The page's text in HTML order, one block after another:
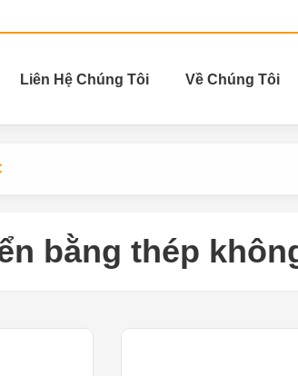
Liên Hệ Chúng Tôi Về Chúng Tôi
bằng thép